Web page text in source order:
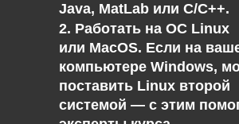
Java, MatLab или C/C++.
2. Работать на ОС Linux
или MacOS. Если на
компьютере Windows,
поставить Linux второй
системой — с этим